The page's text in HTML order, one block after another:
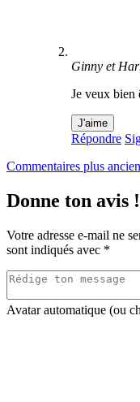
Ginny et
Je veux bien
J'aime
Répondre
Navigation
dans
les
commentaires
Commentaires plus
Donne ton avis !
Votre adresse e-mail ne
sont indiqués avec *
Avatar automatique (ou